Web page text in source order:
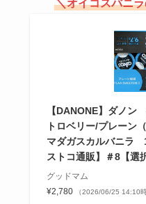
キ
で
え
当
＼オイコスバニ
【DANONE】ダノ
トロベリー/プレーン
マダガスカルバニラ
ストコ通販】＃8【選
グッドマム
¥2,780
（2026/06/25 14:10